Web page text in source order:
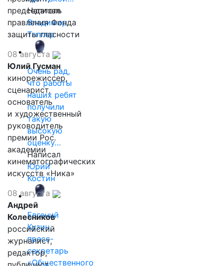
Написал
Владимир
Таллер
Очень рад,
что работы
наших ребят
получили
такую
высокую
оценку…
Написал
Юрий
Костин
Евгений
Кузин,
пресс-
секретарь
«Общественного
председатель
правления Фонда
защиты гласности
08 августа
Юлий Гусман
кинорежиссер,
сценарист,
основатель
и художественный
руководитель
премии Рос.
академии
кинематографических
искусств «Ника»
08 августа
Андрей
Колесников
российский
журналист,
редактор,